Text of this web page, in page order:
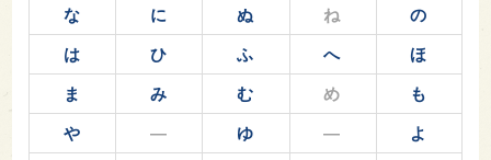
な に ぬ ね の
は ひ ふ へ ほ
ま み む め も
や ― ゆ ― よ